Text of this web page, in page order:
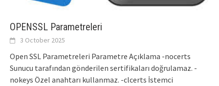
OPENSSL Parametreleri
3 October 2025
Open SSL Parametreleri Parametre Açıklama -nocerts
Sunucu tarafından gönderilen sertifikaları doğrulamaz. -
nokeys Özel anahtarı kullanmaz. -clcerts İstemci